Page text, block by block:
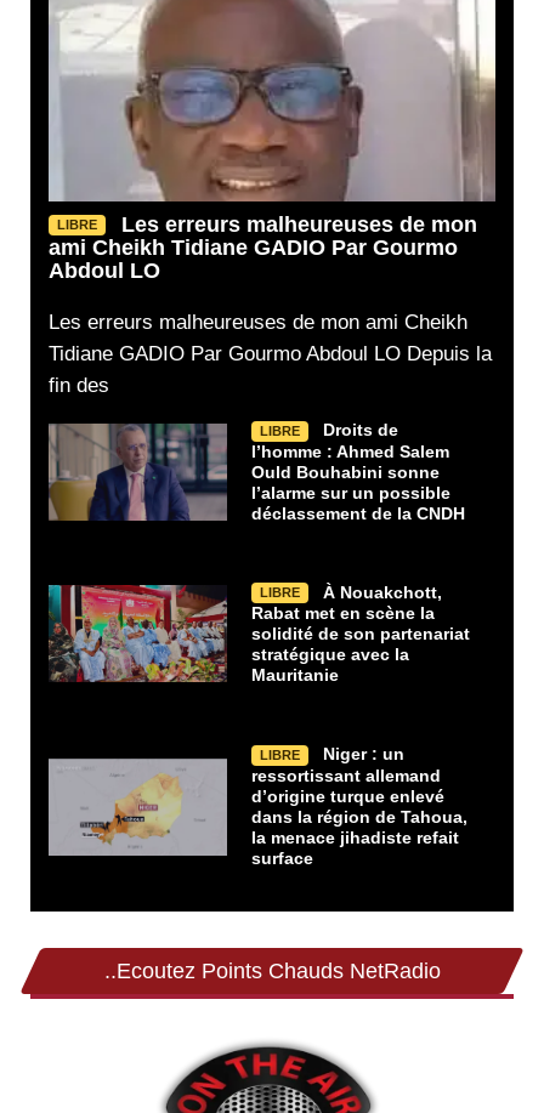
LIBRE
Les erreurs malheureuses de mon
ami Cheikh Tidiane GADIO Par Gourmo
Abdoul LO
Les erreurs malheureuses de mon ami Cheikh
Tidiane GADIO Par Gourmo Abdoul LO Depuis la
fin des
LIBRE
Droits de
l’homme : Ahmed Salem
Ould Bouhabini sonne
l’alarme sur un possible
déclassement de la CNDH
LIBRE
À Nouakchott,
Rabat met en scène la
solidité de son partenariat
stratégique avec la
Mauritanie
LIBRE
Niger : un
ressortissant allemand
d’origine turque enlevé
dans la région de Tahoua,
la menace jihadiste refait
surface
..Ecoutez Points Chauds NetRadio